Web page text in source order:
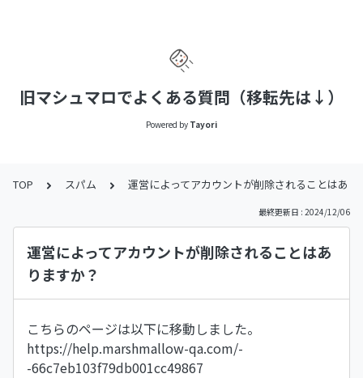
旧マシュマロでよくある質問（移転先は↓）
Powered by Tayori
TOP スパム 運営によってアカウントが削除されることはあり
最終更新日 : 2024/12/06
運営によってアカウントが削除されることはあ
りますか？
こちらのページは以下に移動しました。
https://help.marshmallow-qa.com/-
-66c7eb103f79db001cc49867